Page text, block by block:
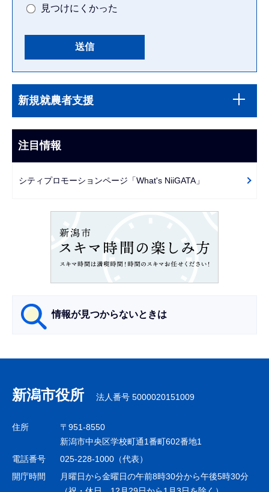
見つけにくかった
文
こ
ま
で
サ
ブ
ビ
ー
新規就農者支援
注目情報
シティプロモーションページ「What's NiiGATA」
情報が見つからないときは
ナ
ビ
ゲ
シ
ョ
新潟市役所 法人番号 5000020151009
住所
〒951-8550
新潟市中央区学校町通1番町602番地1
電話番号
025-228-1000（代表）
開庁時間
月曜日から金曜日の午前8時30分から午後5時30分